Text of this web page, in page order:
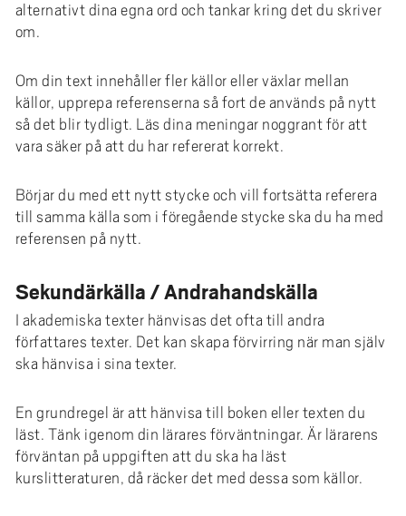
alternativt dina egna ord och tankar kring det du skriver
om.
Om din text innehåller fler källor eller växlar mellan
källor, upprepa referenserna så fort de används på nytt
så det blir tydligt. Läs dina meningar noggrant för att
vara säker på att du har refererat korrekt.
Börjar du med ett nytt stycke och vill fortsätta referera
till samma källa som i föregående stycke ska du ha med
referensen på nytt.
Sekundärkälla / Andrahandskälla
I akademiska texter hänvisas det ofta till andra
författares texter. Det kan skapa förvirring när man själv
ska hänvisa i sina texter.
En grundregel är att hänvisa till boken eller texten du
läst. Tänk igenom din lärares förväntningar. Är lärarens
förväntan på uppgiften att du ska ha läst
kurslitteraturen, då räcker det med dessa som källor.